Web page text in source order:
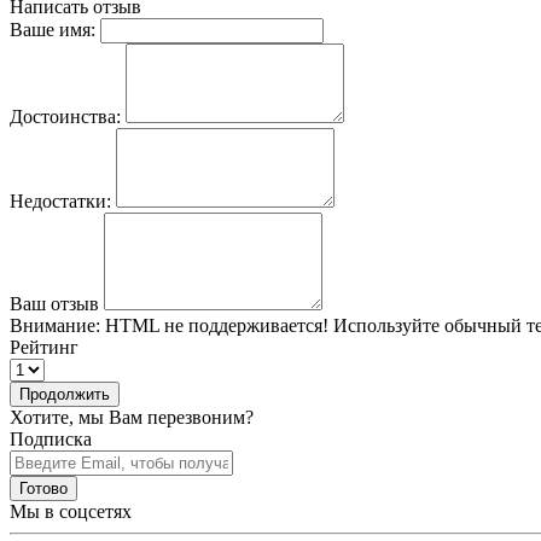
Написать отзыв
Ваше имя:
Достоинства:
Недостатки:
Ваш отзыв
Внимание: HTML не поддерживается! Используйте обычный
Рейтинг
Продолжить
Хотите, мы Вам перезвоним?
Подписка
Готово
Мы в соцсетях